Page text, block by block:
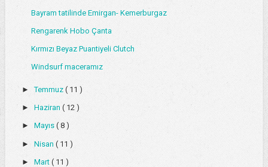
Bayram tatilinde Emirgan- Kemerburgaz
Rengarenk Hobo Çanta
Kırmızı Beyaz Puantiyeli Clutch
Windsurf maceramız
►Temmuz ( 11 )
► Haziran ( 12 )
► Mayıs ( 8 )
► Nisan ( 11 )
► Mart ( 11 )